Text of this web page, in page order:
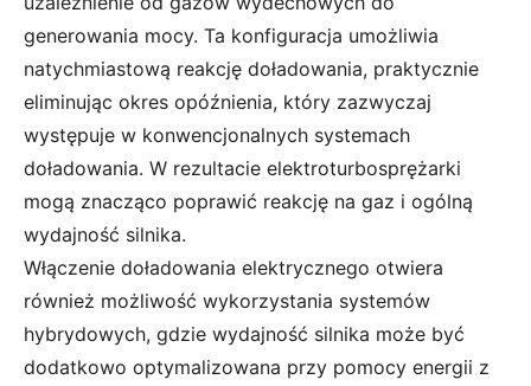
generowania mocy. Ta konfiguracja umożliwia
natychmiastową reakcję doładowania, praktycznie
eliminując okres opóźnienia, który zazwyczaj
występuje w konwencjonalnych systemach
doładowania. W rezultacie elektroturbosprężarki
mogą znacząco poprawić reakcję na gaz i ogólną
wydajność silnika.
Włączenie doładowania elektrycznego otwiera
również możliwość wykorzystania systemów
hybrydowych, gdzie wydajność silnika może być
dodatkowo optymalizowana przy pomocy energii z